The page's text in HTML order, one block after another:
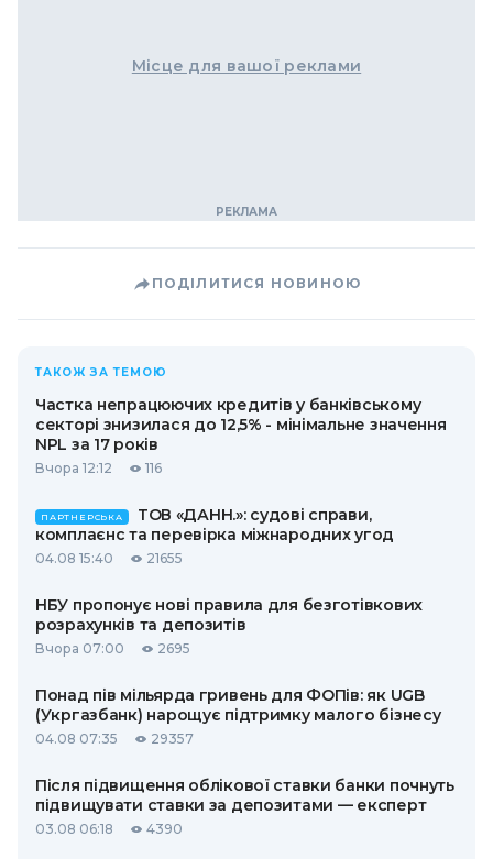
Місце для вашої реклами
ПОДІЛИТИСЯ НОВИНОЮ
ТАКОЖ ЗА ТЕМОЮ
Частка непрацюючих кредитів у банківському
секторі знизилася до 12,5% - мінімальне значення
NPL за 17 років
Вчора 12:12 116
ПАРТНЕРСЬКА
ТОВ «ДАНН.»: судові справи,
комплаєнс та перевірка міжнародних угод
04.08 15:40 21655
НБУ пропонує нові правила для безготівкових
розрахунків та депозитів
Вчора 07:00 2695
Понад пів мільярда гривень для ФОПів: як UGB
(Укргазбанк) нарощує підтримку малого бізнесу
04.08 07:35 29357
Після підвищення облікової ставки банки почнуть
підвищувати ставки за депозитами — експерт
03.08 06:18 4390